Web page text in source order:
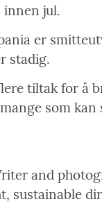
jul.
er
stadig.
tiltak for å
som kan
and
sustainable